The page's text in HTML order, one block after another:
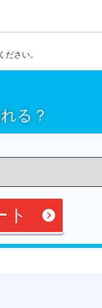
ださい。
る？
ト